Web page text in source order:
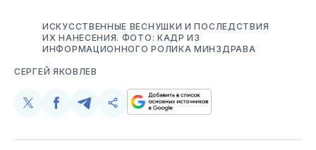
ИСКУССТВЕННЫЕ ВЕСНУШКИ И ПОСЛЕДСТВИЯ
ИХ НАНЕСЕНИЯ. ФОТО: КАДР ИЗ
ИНФОРМАЦИОННОГО РОЛИКА МИНЗДРАВА
СЕРГЕЙ ЯКОВЛЕВ
Поделиться
Twitter
Поделиться
Facebook
Поделиться
Telegram
Скопируйте
поделитесь